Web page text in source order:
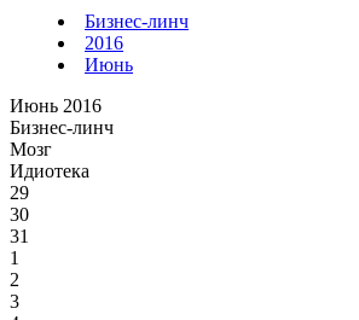
Бизнес-линч
2016
Июнь
Июнь 2016
Бизнес-линч
Мозг
Идиотека
29
30
31
1
2
3